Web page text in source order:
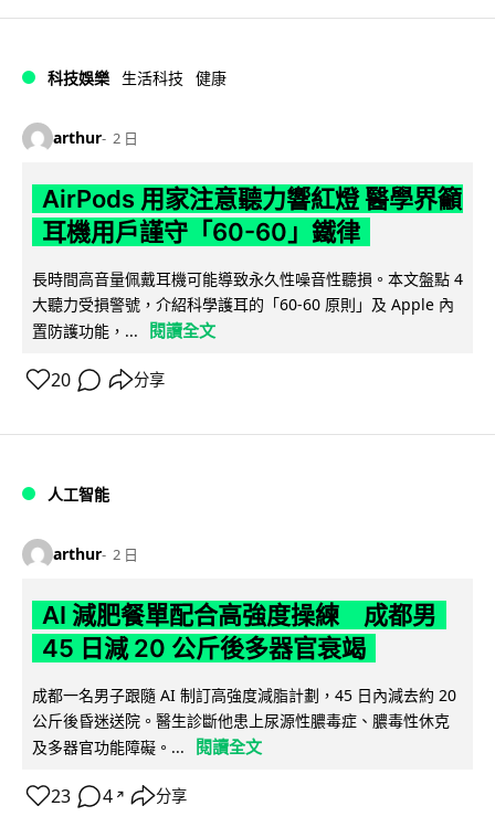
科技娛樂 生活科技 健康
arthur 2 日
AirPods 用家注意聽力響紅燈 醫學界籲
耳機用戶謹守「60-60」鐵律
長時間高音量佩戴耳機可能導致永久性噪音性聽損。本文盤點 4
大聽力受損警號，介紹科學護耳的「60-60 原則」及 Apple 內
置防護功能，...
閱讀全文
20 分享
人工智能
arthur 2 日
AI 減肥餐單配合高強度操練 成都男
45 日減 20 公斤後多器官衰竭
成都一名男子跟隨 AI 制訂高強度減脂計劃，45 日內減去約 20
公斤後昏迷送院。醫生診斷他患上尿源性膿毒症、膿毒性休克
及多器官功能障礙。...
閱讀全文
23 4 ↗ 分享